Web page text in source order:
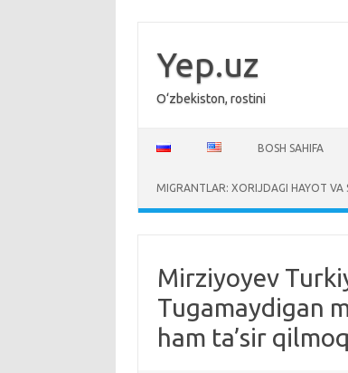
content
Yep.uz
O‘zbekiston, rostini
BOSH SAHIFA
MIGRANTLAR: XORIJDAGI HAYOT VA
Mirziyoyev
Tugamaydigan
ham ta’sir